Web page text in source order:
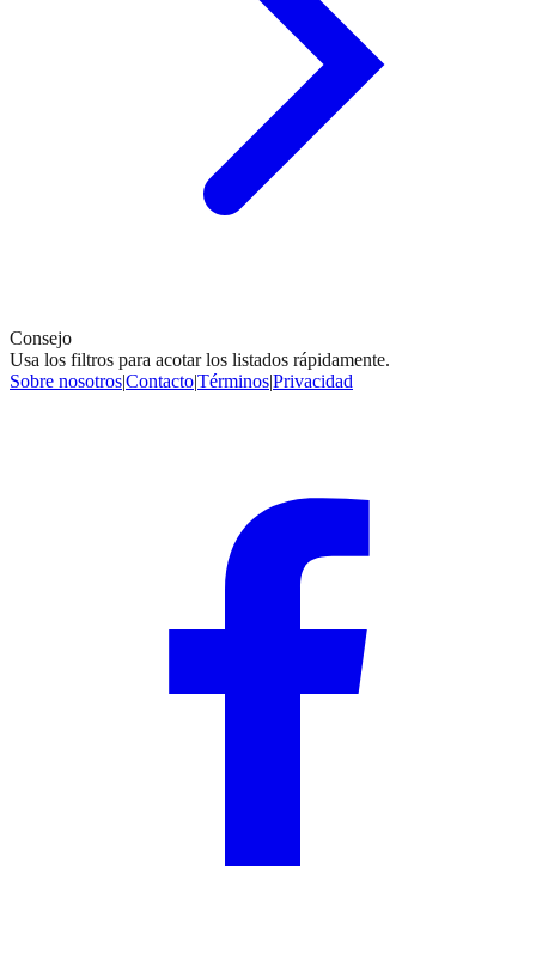
Consejo
Usa los filtros para acotar los listados rápidamente.
Sobre nosotros|Contacto|Términos|Privacidad